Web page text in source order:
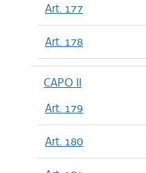
Art. 177
Art. 178
CAPO II
Art. 179
Art. 180